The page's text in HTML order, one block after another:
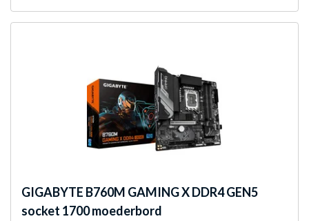
GIGABYTE B760M GAMING X DDR4 GEN5
socket 1700 moederbord